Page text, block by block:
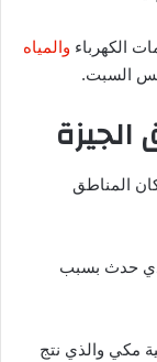
الكهرباء والمياه
السبت.
المناطق
حدث بسبب
مكي والذي نتج